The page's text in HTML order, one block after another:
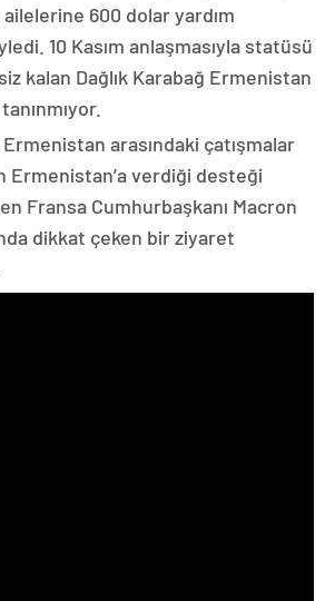
600 dolar yardım
10 Kasım anlaşmasıyla statüsü
kalan Dağlık Karabağ Ermenistan
arasındaki çatışmalar
Ermenistan’a verdiği desteği
Fransa Cumhurbaşkanı Macron
dikkat çeken bir ziyaret